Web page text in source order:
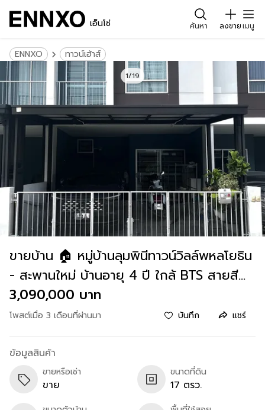
เอ็นโซ่ ค้นหา ลงขายเมนู
ENNXO ทาวน์เฮ้าส์
1/19
ขายบ้าน 🏠 หมู่บ้านลุมพินีทาวน์วิลล์พหลโยธิน
- สะพานใหม่ บ้านอายุ 4 ปี ใกล้ BTS สายสี
เขียว
3,090,000 บาท
โพสต์เมื่อ 3 เดือนที่ผ่านมา บันทึก แชร์
ข้อมูลสินค้า
ขายหรือเช่า
ขาย
ขนาดที่ดิน
17 ตรว.